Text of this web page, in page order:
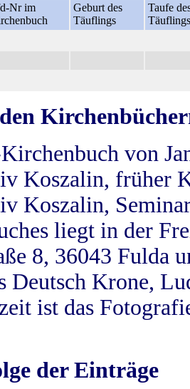
Nr im
Geburt des
Täuflings
Taufe
Täuflings
von
Koszalin, früher
Koszalin,
liegt in der
8, 36043 Fulda
Deutsch Krone,
ist das
der Einträge